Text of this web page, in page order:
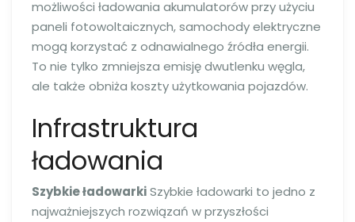
możliwości ładowania akumulatorów przy użyciu
paneli fotowoltaicznych, samochody elektryczne
mogą korzystać z odnawialnego źródła energii.
To nie tylko zmniejsza emisję dwutlenku węgla,
ale także obniża koszty użytkowania pojazdów.
Infrastruktura
ładowania
Szybkie ładowarkiSzybkie ładowarki to jedno z
najważniejszych rozwiązań w przyszłości